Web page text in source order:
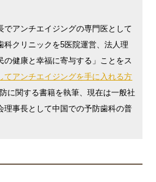
でアンチエイジングの専門医として
科クリニックを5医院運営、法人理
の健康と幸福に寄与する」ことをス
てアンチエイジングを手に入れる方
に関する書籍を執筆、現在は一般社
理事長として中国での予防歯科の普